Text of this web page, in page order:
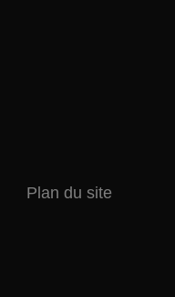
Plan du site